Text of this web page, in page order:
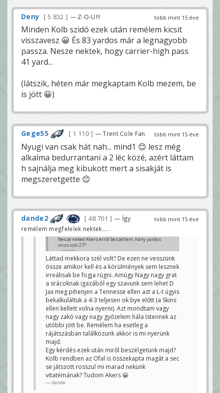
több mint 15 éve
Deny 5 832 — Z-O-U!!!
Minden Kolb szidó ezek után remélem kicsit
visszavesz 😀 És 83 yardos már a legnagyobb
passza. Nesze nektek, hogy carrier-high pass
41 yard...
(látszik, héten már megkaptam Kolb mezem, be
is jött 😀)
több mint 15 éve
Gege55 1 110 — Trent Cole Fan
Nyugi van csak hát nah... mind1 😊 lesz még
alkalma bedurrantani a 2 léc közé, azért láttam
h sajnálja meg kibukott mert a sisakját is
megszeretgette 😊
több mint 15 éve
dande2 48 701
— Így
remélem megfelelek nektek.....
Nesze neked Akers erről beszéltem, hány yardos
miss volt 27?
Gege55
Láttad mekkora szél volt? De ezen ne vesszünk
össze amikor kell és a körülmények sem lesznek
irreálisak be fogja rúgni. Amúgy Nagy nagy grat
a srácoknak igazából egy szavunk sem lehet D
Jax meg pihenjen a Tennesse ellen azt a L-t úgyis
bekalkuláltuk a 4-3 teljesen ok bye előtt (a Skins
ellen kellett volna nyerni). Azt mondtam vagy
nagy zakó vagy nagy győzelem hála Istennek az
utóbbi jött be. Remélem ha esetleg a
rájátszásban találkozunk akkor is mi nyerünk
majd.
Egy kérdés ezek után miről beszélgetünk majd?
Kolb rendben az Ofal is összekapta magát a sec
se játszott rosszul mi marad nekünk
vitatémának? Tudom Akers 😀
dande